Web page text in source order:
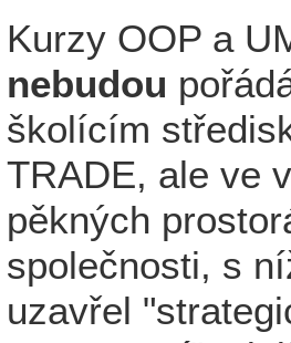
Kurzy OOP a
nebudou
školícím
TRADE, ale ve
pěkných
společnosti, s
uzavřel